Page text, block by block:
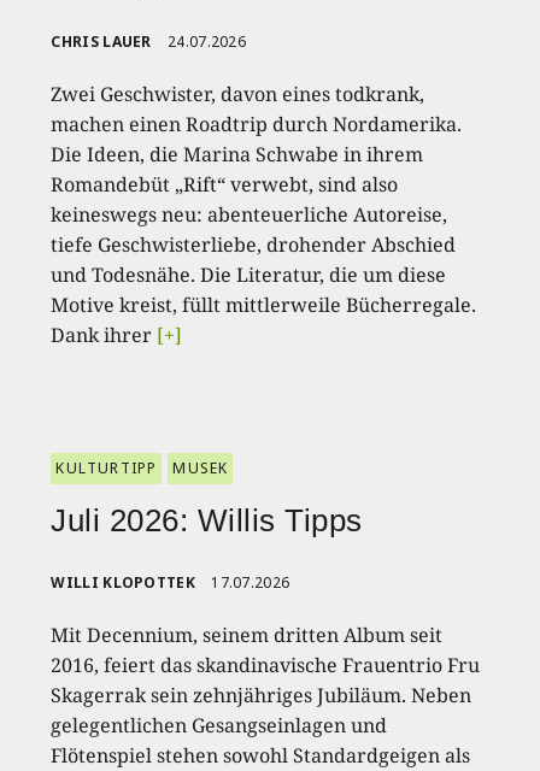
CHRIS LAUER 24.07.2026
Zwei Geschwister, davon eines todkrank,
machen einen Roadtrip durch Nordamerika.
Die Ideen, die Marina Schwabe in ihrem
Romandebüt „Rift“ verwebt, sind also
keineswegs neu: abenteuerliche Autoreise,
tiefe Geschwisterliebe, drohender Abschied
und Todesnähe. Die Literatur, die um diese
Motive kreist, füllt mittlerweile Bücherregale.
Dank ihrer [+]
KULTURTIPP MUSEK
Juli 2026: Willis Tipps
WILLI KLOPOTTEK 17.07.2026
Mit Decennium, seinem dritten Album seit
2016, feiert das skandinavische Frauentrio Fru
Skagerrak sein zehnjähriges Jubiläum. Neben
gelegentlichen Gesangseinlagen und
Flötenspiel stehen sowohl Standardgeigen als